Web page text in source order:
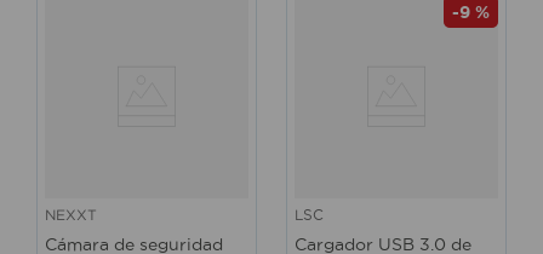
NEXXT
Cámara de seguridad
-9 %
LSC
Cargador USB 3.0 de